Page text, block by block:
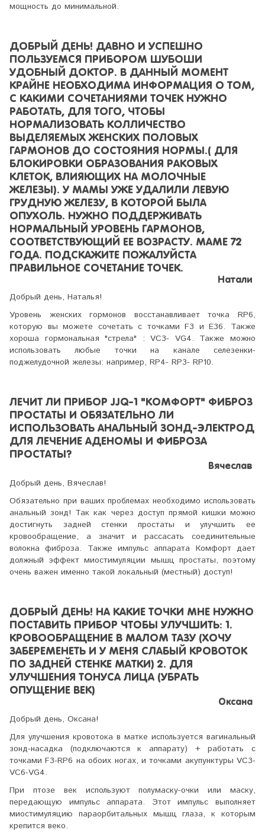
мощность до минимальной.
ДОБРЫЙ ДЕНЬ! ДАВНО И УСПЕШНО
ПОЛЬЗУЕМСЯ ПРИБОРОМ ШУБОШИ
УДОБНЫЙ ДОКТОР. В ДАННЫЙ МОМЕНТ
КРАЙНЕ НЕОБХОДИМА ИНФОРМАЦИЯ О ТОМ,
С КАКИМИ СОЧЕТАНИЯМИ ТОЧЕК НУЖНО
РАБОТАТЬ, ДЛЯ ТОГО, ЧТОБЫ
НОРМАЛИЗОВАТЬ КОЛЛИЧЕСТВО
ВЫДЕЛЯЕМЫХ ЖЕНСКИХ ПОЛОВЫХ
ГАРМОНОВ ДО СОСТОЯНИЯ НОРМЫ.( ДЛЯ
БЛОКИРОВКИ ОБРАЗОВАНИЯ РАКОВЫХ
КЛЕТОК, ВЛИЯЮЩИХ НА МОЛОЧНЫЕ
ЖЕЛЕЗЫ). У МАМЫ УЖЕ УДАЛИЛИ ЛЕВУЮ
ГРУДНУЮ ЖЕЛЕЗУ, В КОТОРОЙ БЫЛА
ОПУХОЛЬ. НУЖНО ПОДДЕРЖИВАТЬ
НОРМАЛЬНЫЙ УРОВЕНЬ ГАРМОНОВ,
СООТВЕТСТВУЮЩИЙ ЕЕ ВОЗРАСТУ. МАМЕ 72
ГОДА. ПОДСКАЖИТЕ ПОЖАЛУЙСТА
ПРАВИЛЬНОЕ СОЧЕТАНИЕ ТОЧЕК.
Натали
Добрый день, Наталья!
Уровень женских гормонов восстанавливает точка RP6,
которую вы можете сочетать с точками F3 и E36. Также
хороша гормональная "стрела" : VC3- VG4. Также можно
использовать любые точки на канале селезенки-
поджелудочной железы: например, RP4- RP3- RP10.
ЛЕЧИТ ЛИ ПРИБОР JJQ-1 "КОМФОРТ" ФИБРОЗ
ПРОСТАТЫ И ОБЯЗАТЕЛЬНО ЛИ
ИСПОЛЬЗОВАТЬ АНАЛЬНЫЙ ЗОНД-ЭЛЕКТРОД
ДЛЯ ЛЕЧЕНИЕ АДЕНОМЫ И ФИБРОЗА
ПРОСТАТЫ?
Вячеслав
Добрый день, Вячеслав!
Обязательно при ваших проблемах необходимо использовать
анальный зонд! Так как через доступ прямой кишки можно
достигнуть задней стенки простаты и улучшить ее
кровообращение, а значит и рассасать соединительные
волокна фиброза. Также импульс аппарата Комфорт дает
должный эффект миостимуляции мышц простаты, поэтому
очень важен именно такой локальный (местный) доступ!
ДОБРЫЙ ДЕНЬ! НА КАКИЕ ТОЧКИ МНЕ НУЖНО
ПОСТАВИТЬ ПРИБОР ЧТОБЫ УЛУЧШИТЬ: 1.
КРОВООБРАЩЕНИЕ В МАЛОМ ТАЗУ (ХОЧУ
ЗАБЕРЕМЕНЕТЬ И У МЕНЯ СЛАБЫЙ КРОВОТОК
ПО ЗАДНЕЙ СТЕНКЕ МАТКИ) 2. ДЛЯ
УЛУЧШЕНИЯ ТОНУСА ЛИЦА (УБРАТЬ
ОПУЩЕНИЕ ВЕК)
Оксана
Добрый день, Оксана!
Для улучшения кровотока в матке используется вагинальный
зонд-насадка (подключаются к аппарату) + работать с
точками F3-RP6 на обоих ногах, и точками акупунктуры VC3-
VC6-VG4.
При птозе век используют полумаску-очки или маску,
передающую импульс аппарата. Этот импульс выполняет
миостимуляцию параорбитальных мышц глаза, к которым
крепится веко.